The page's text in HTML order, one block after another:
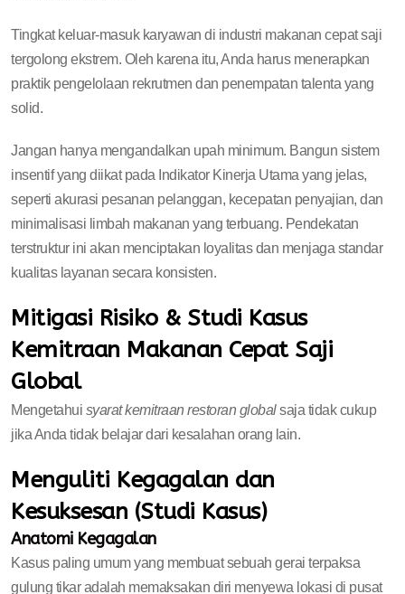
Tingkat keluar-masuk karyawan di industri makanan cepat saji
tergolong ekstrem. Oleh karena itu, Anda harus menerapkan
praktik pengelolaan rekrutmen dan penempatan talenta yang
solid.
Jangan hanya mengandalkan upah minimum. Bangun sistem
insentif yang diikat pada Indikator Kinerja Utama yang jelas,
seperti akurasi pesanan pelanggan, kecepatan penyajian, dan
minimalisasi limbah makanan yang terbuang. Pendekatan
terstruktur ini akan menciptakan loyalitas dan menjaga standar
kualitas layanan secara konsisten.
Mitigasi Risiko & Studi Kasus
Kemitraan Makanan Cepat Saji
Global
Mengetahui syarat kemitraan restoran globalsaja tidak cukup
jika Anda tidak belajar dari kesalahan orang lain.
Menguliti Kegagalan dan
Kesuksesan (Studi Kasus)
Anatomi Kegagalan
Kasus paling umum yang membuat sebuah gerai terpaksa
gulung tikar adalah memaksakan diri menyewa lokasi di pusat